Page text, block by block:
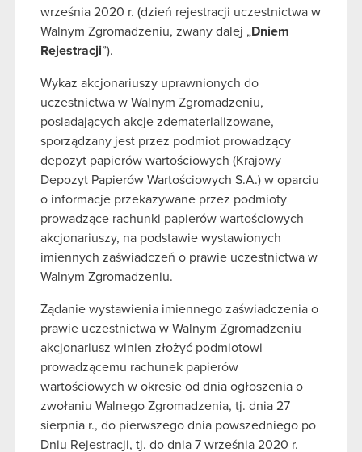
września 2020 r. (dzień rejestracji uczestnictwa w
Walnym Zgromadzeniu, zwany dalej „ Dniem
Rejestracji”).
Wykaz akcjonariuszy uprawnionych do
uczestnictwa w Walnym Zgromadzeniu,
posiadających akcje zdematerializowane,
sporządzany jest przez podmiot prowadzący
depozyt papierów wartościowych (Krajowy
Depozyt Papierów Wartościowych S.A.) w oparciu
o informacje przekazywane przez podmioty
prowadzące rachunki papierów wartościowych
akcjonariuszy, na podstawie wystawionych
imiennych zaświadczeń o prawie uczestnictwa w
Walnym Zgromadzeniu.
Żądanie wystawienia imiennego zaświadczenia o
prawie uczestnictwa w Walnym Zgromadzeniu
akcjonariusz winien złożyć podmiotowi
prowadzącemu rachunek papierów
wartościowych w okresie od dnia ogłoszenia o
zwołaniu Walnego Zgromadzenia, tj. dnia 27
sierpnia r., do pierwszego dnia powszedniego po
Dniu Rejestracji, tj. do dnia 7 września 2020 r.